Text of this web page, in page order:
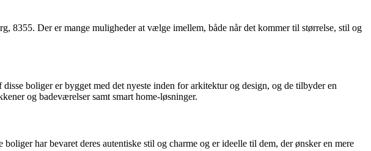
8355. Der er mange muligheder at vælge imellem, både når det kommer til størrelse, stil og
boliger er bygget med det nyeste inden for arkitektur og design, og de tilbyder en
og badeværelser samt smart home-løsninger.
har bevaret deres autentiske stil og charme og er ideelle til dem, der ønsker en mere